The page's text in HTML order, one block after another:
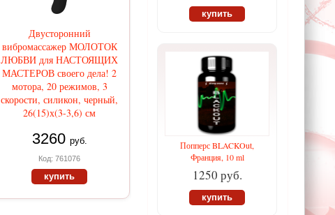
Двусторонний
вибромассажер МОЛОТОК
ЛЮБВИ для НАСТОЯЩИХ
МАСТЕРОВ своего дела! 2
мотора, 20 режимов, 3
скорости, силикон, черный,
26(15)х(3-3,6) см
3260 руб.
Код: 761076
купить
купить
Попперс BLACKOut,
Франция, 10 ml
1250 руб.
купить